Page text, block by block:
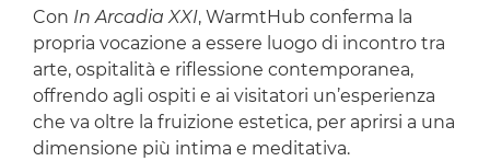
Con In Arcadia XXI, WarmtHub conferma la
propria vocazione a essere luogo di incontro tra
arte, ospitalità e riflessione contemporanea,
offrendo agli ospiti e ai visitatori un’esperienza
che va oltre la fruizione estetica, per aprirsi a una
dimensione più intima e meditativa.